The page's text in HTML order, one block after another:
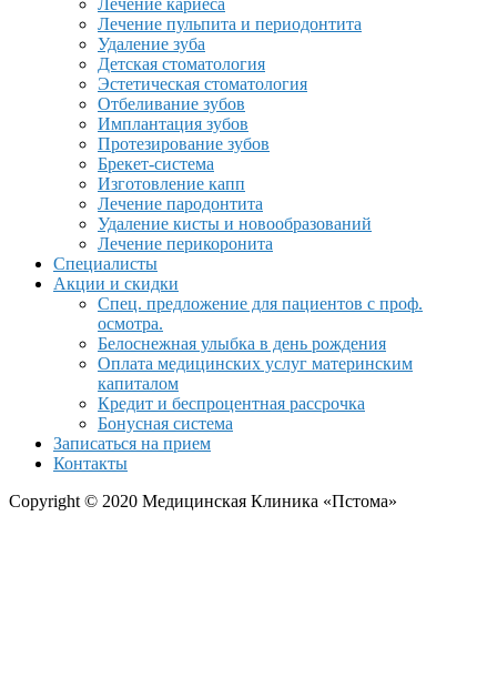
Лечение кариеса
Лечение пульпита и периодонтита
Удаление зуба
Детская стоматология
Эстетическая стоматология
Отбеливание зубов
Имплантация зубов
Протезирование зубов
Брекет-система
Изготовление капп
Лечение пародонтита
Удаление кисты и новообразований
Лечение перикоронита
Специалисты
Акции и скидки
Спец. предложение для пациентов с проф.
осмотра.
Белоснежная улыбка в день рождения
Оплата медицинских услуг материнским
капиталом
Кредит и беспроцентная рассрочка
Бонусная система
Записаться на прием
Контакты
Copyright © 2020 Медицинская Клиника «Пстома»